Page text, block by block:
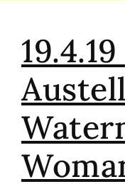
19.4.19